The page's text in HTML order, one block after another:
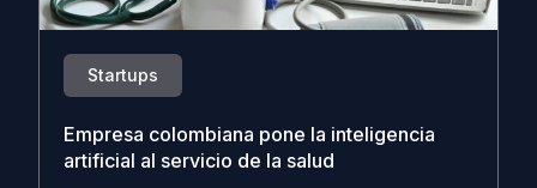
Startups
Empresa colombiana pone la inteligencia
artificial al servicio de la salud